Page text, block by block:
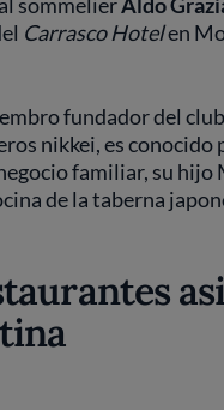
Carrasco Hotelen
fundador del
nikkei, es conocido
familiar, su hijo
de la taberna